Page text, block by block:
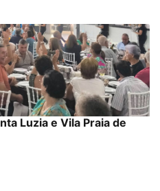
Luzia e Vila Praia de